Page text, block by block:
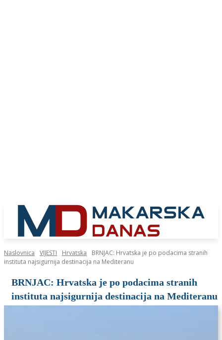
Naslovnica VIJESTI Hrvatska
BRNJAC: Hrvatska je po podacima stranih
instituta najsigurnija destinacija na Mediteranu
BRNJAC: Hrvatska je po podacima stranih
instituta najsigurnija destinacija na Mediteranu